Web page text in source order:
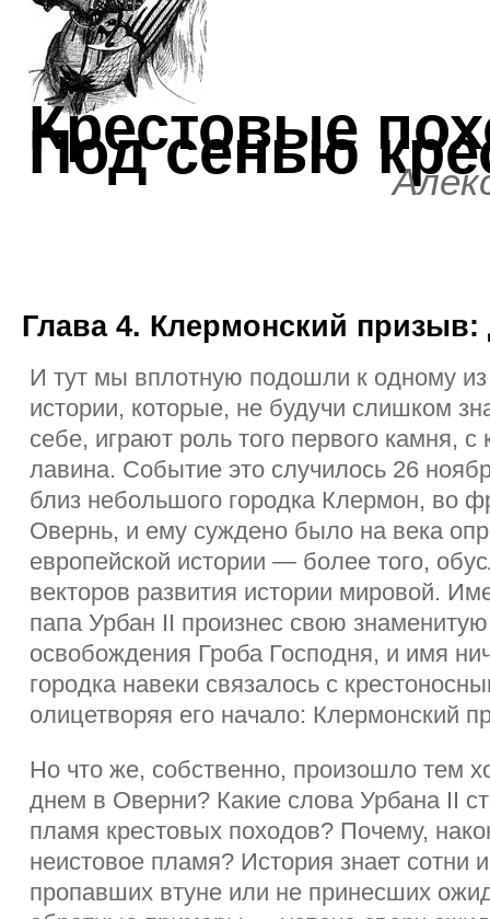
Крестовые
Под сенью
Глава 4. Клермонский призыв:
И тут мы вплотную подошли к одному из
истории, которые, не будучи слишком
себе, играют роль того первого камня, с
лавина. Событие это случилось 26
близ небольшого городка Клермон, во
Овернь, и ему суждено было на века
европейской истории — более того,
векторов развития истории мировой.
папа Урбан II произнес свою
освобождения Гроба Господня, и имя
городка навеки связалось с
олицетворяя его начало: Клермонский
Но что же, собственно, произошло тем
днем в Оверни? Какие слова Урбана II
пламя крестовых походов? Почему,
неистовое пламя? История знает сотни
пропавших втуне или не принесших